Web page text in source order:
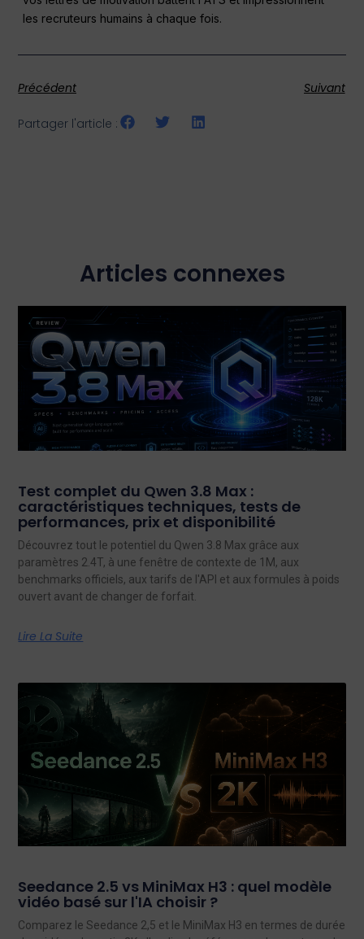
les recruteurs humains à chaque fois.
Précédent Suivant
Partager l'article :
Articles connexes
Test complet du Qwen 3.8 Max :
caractéristiques techniques, tests de
performances, prix et disponibilité
Découvrez tout le potentiel du Qwen 3.8 Max grâce aux
paramètres 2.4T, à une fenêtre de contexte de 1M, aux
benchmarks officiels, aux tarifs de l'API et aux formules à poids
ouvert avant de changer de forfait.
Lire La Suite
Seedance 2.5 vs MiniMax H3 : quel modèle
vidéo basé sur l'IA choisir ?
Comparez le Seedance 2,5 et le MiniMax H3 en termes de durée